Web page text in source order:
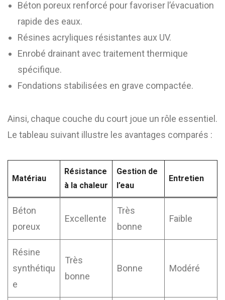
Béton poreux renforcé pour favoriser l’évacuation
rapide des eaux.
Résines acryliques résistantes aux UV.
Enrobé drainant avec traitement thermique
spécifique.
Fondations stabilisées en grave compactée.
Ainsi, chaque couche du court joue un rôle essentiel.
Le tableau suivant illustre les avantages comparés :
Matériau
Résistance
à la chaleur
Gestion de
l’eau
Entretien
Béton
poreux
Excellente
Très
bonne
Faible
Résine
synthétiqu
e
Très
bonne
Bonne Modéré